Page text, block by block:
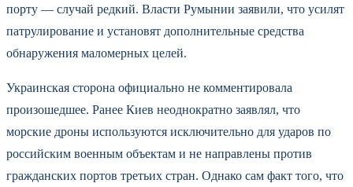
порту — случай редкий. Власти Румынии заявили, что усилят
патрулирование и установят дополнительные средства
обнаружения маломерных целей.
Украинская сторона официально не комментировала
произошедшее. Ранее Киев неоднократно заявлял, что
морские дроны используются исключительно для ударов по
российским военным объектам и не направлены против
гражданских портов третьих стран. Однако сам факт того, что